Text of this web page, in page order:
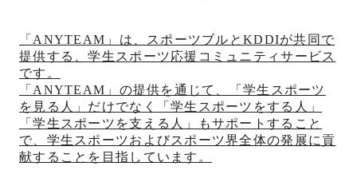
「ANYTEAM」は、スポーツブルとKDDIが共同で
提供する、学生スポーツ応援コミュニティサービス
です。
「ANYTEAM」の提供を通じて、「学生スポーツ
を見る人」だけでなく「学生スポーツをする人」
「学生スポーツを支える人」もサポートすること
で、学生スポーツおよびスポーツ界全体の発展に貢
献することを目指しています。